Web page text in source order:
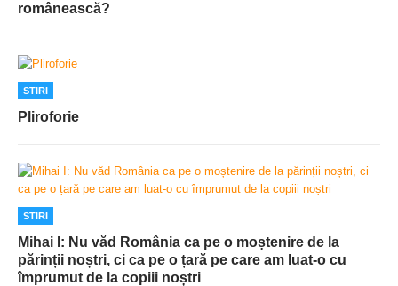
românească?
STIRI
Pliroforie
STIRI
Mihai I: Nu văd România ca pe o moștenire de la
părinții noștri, ci ca pe o țară pe care am luat-o cu
împrumut de la copiii noștri